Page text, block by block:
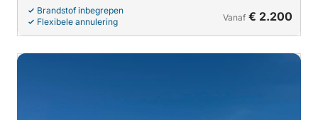
Brandstof inbegrepen
Flexibele annulering
Vanaf € 2.200